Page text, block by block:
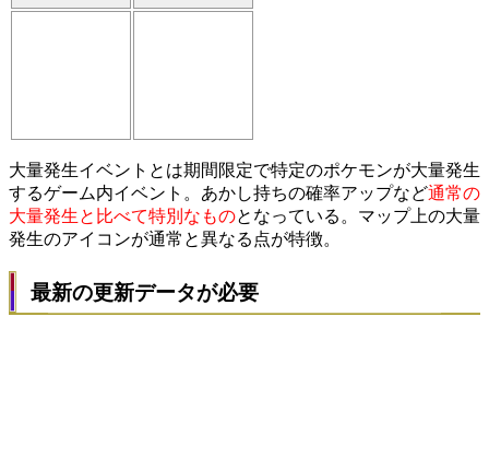
大量発生イベントとは期間限定で特定のポケモンが大量発生
するゲーム内イベント。あかし持ちの確率アップなど通常の
大量発生と比べて特別なものとなっている。マップ上の大量
発生のアイコンが通常と異なる点が特徴。
最新の更新データが必要